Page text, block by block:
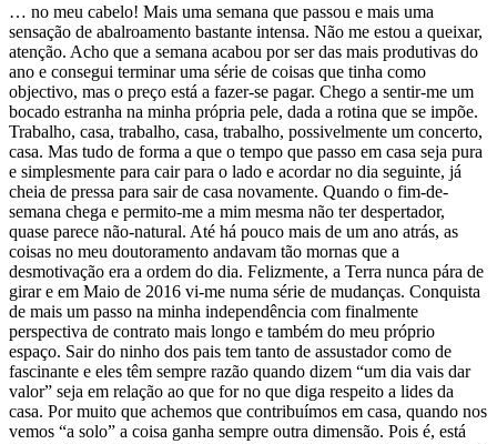
… no meu cabelo! Mais uma semana que passou e mais uma
sensação de abalroamento bastante intensa. Não me estou a queixar,
atenção. Acho que a semana acabou por ser das mais produtivas do
ano e consegui terminar uma série de coisas que tinha como
objectivo, mas o preço está a fazer-se pagar. Chego a sentir-me um
bocado estranha na minha própria pele, dada a rotina que se impõe.
Trabalho, casa, trabalho, casa, trabalho, possivelmente um concerto,
casa. Mas tudo de forma a que o tempo que passo em casa seja pura
e simplesmente para cair para o lado e acordar no dia seguinte, já
cheia de pressa para sair de casa novamente. Quando o fim-de-
semana chega e permito-me a mim mesma não ter despertador,
quase parece não-natural. Até há pouco mais de um ano atrás, as
coisas no meu doutoramento andavam tão mornas que a
desmotivação era a ordem do dia. Felizmente, a Terra nunca pára de
girar e em Maio de 2016 vi-me numa série de mudanças. Conquista
de mais um passo na minha independência com finalmente
perspectiva de contrato mais longo e também do meu próprio
espaço. Sair do ninho dos pais tem tanto de assustador como de
fascinante e eles têm sempre razão quando dizem “um dia vais dar
valor” seja em relação ao que for no que diga respeito a lides da
casa. Por muito que achemos que contribuímos em casa, quando nos
vemos “a solo” a coisa ganha sempre outra dimensão. Pois é, está